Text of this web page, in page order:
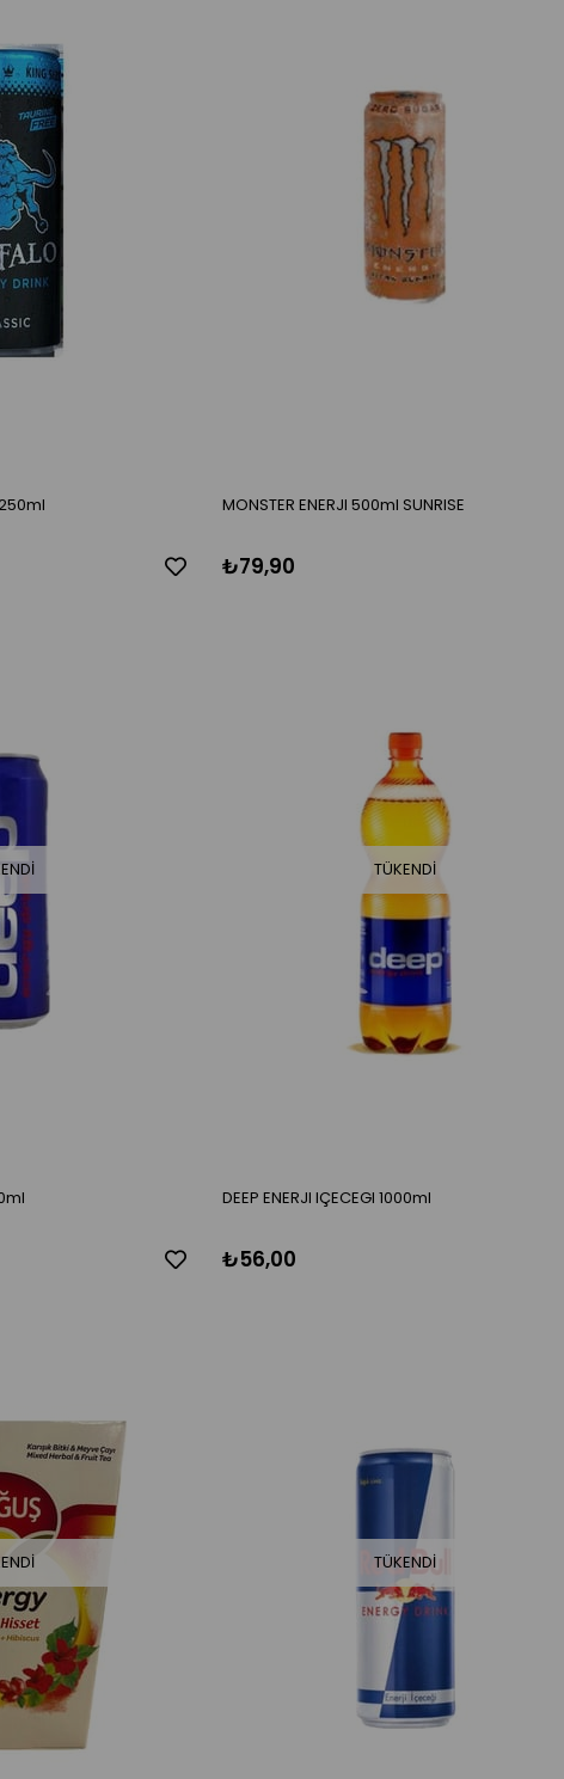
MONSTER ENERJI 500ml SUNRISE
₺79,90
TÜKENDI
DEEP ENERJI IÇECEGI 1000ml
₺56,00
TÜKENDI